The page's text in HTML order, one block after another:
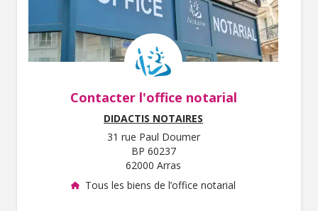
Contacter l'office notarial
DIDACTIS NOTAIRES
31 rue Paul Doumer
BP 60237
62000 Arras
Tous les biens de l’office notarial